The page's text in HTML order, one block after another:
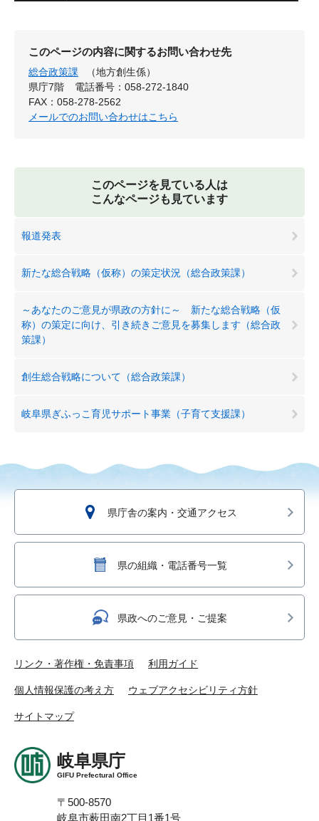
このページの内容に関するお問い合わせ先
総合政策課
（地方創生係）
県庁7階
電話番号：058-272-1840
FAX：058-278-2562
メールでのお問い合わせはこちら
このページを見ている人は
こんなページも見ています
報道発表
新たな総合戦略（仮称）の策定状況（総合政策課）
～あなたのご意見が県政の方針に～ 新たな総合戦略（仮
称）の策定に向け、引き続きご意見を募集します（総合政
策課）
創生総合戦略について（総合政策課）
岐阜県ぎふっこ育児サポート事業（子育て支援課）
県庁舎の案内・交通アクセス
県の組織・電話番号一覧
県政へのご意見・ご提案
リンク・著作権・免責事項 利用ガイド
個人情報保護の考え方 ウェブアクセシビリティ方針
サイトマップ
岐阜県庁
GIFU Prefectural Office
〒500-8570
岐阜市薮田南2丁目1番1号